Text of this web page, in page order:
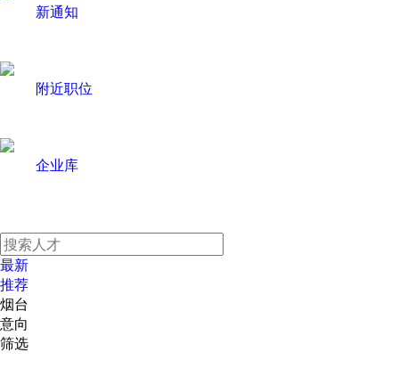
新通知
附近职位
企业库
最新
推荐
烟台
意向
筛选